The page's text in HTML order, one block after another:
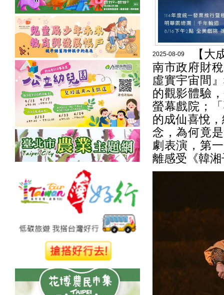
2025-08-09
【大
南市政府財
虛實宇宙間
的觀影體驗
螢幕戲院；
的成仙喜悅
念，為何竟
劇表演，第
離感受《韓